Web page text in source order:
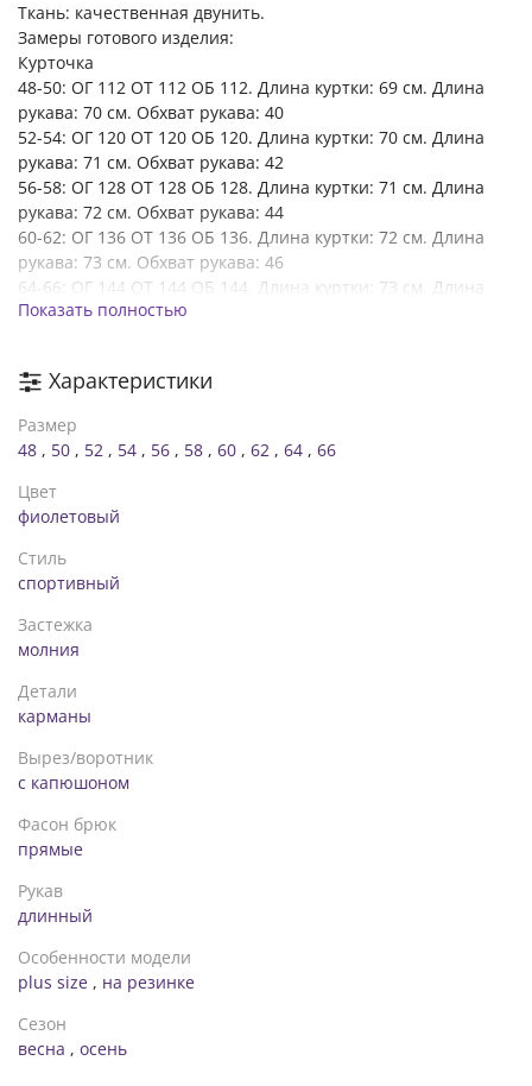
Ткань: качественная двунить.
Замеры готового изделия:
Курточка
48-50: ОГ 112 ОТ 112 ОБ 112. Длина куртки: 69 см. Длина
рукава: 70 см. Обхват рукава: 40
52-54: ОГ 120 ОТ 120 ОБ 120. Длина куртки: 70 см. Длина
рукава: 71 см. Обхват рукава: 42
56-58: ОГ 128 ОТ 128 ОБ 128. Длина куртки: 71 см. Длина
рукава: 72 см. Обхват рукава: 44
60-62: ОГ 136 ОТ 136 ОБ 136. Длина куртки: 72 см. Длина
рукава: 73 см. Обхват рукава: 46
64-66: ОГ 144 ОТ 144 ОБ 144. Длина куртки: 73 см. Длина
рукава: 74 см. Обхват рукава: 48
99 см. Длина брюк по внутреннему шву: 73 см
100 см. Длина брюк по внутреннему шву: 72 см
56-58: ОТ 88/122 ОБ 122. Длина штанов по внешнему шву:
102 см. Длина брюк по внутреннему шву: 71 см
60-62: ОТ 96/130 ОБ 130. Длина штанов по внешнему шву:
64-66: ОТ 104/138 ОБ 138. Длина штанов по внешнему шву:
104 см. Длина брюк по внутреннему шву: 69 см
Показать полностью
Характеристики
Размер
48 , 50 , 52 , 54 , 56 , 58 , 60 , 62 , 64 , 66
Цвет
фиолетовый
Стиль
спортивный
Застежка
молния
Детали
карманы
Вырез/воротник
с капюшоном
Фасон брюк
прямые
Рукав
длинный
Особенности модели
plus size , на резинке
Сезон
весна , осень